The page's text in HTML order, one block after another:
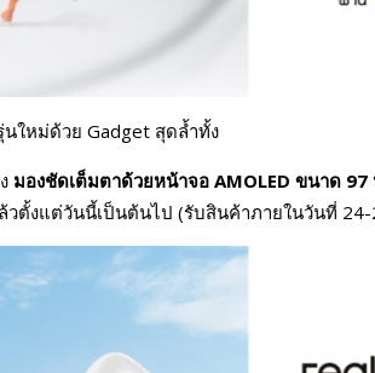
ใหม่ด้วย Gadget สุดล้ำทั้ง
มองชัดเต็มตาด้วยหน้าจอ AMOLED ขนาด 97
วตั้งแต่วันนี้เป็นต้นไป (รับสินค้าภายในวันที่